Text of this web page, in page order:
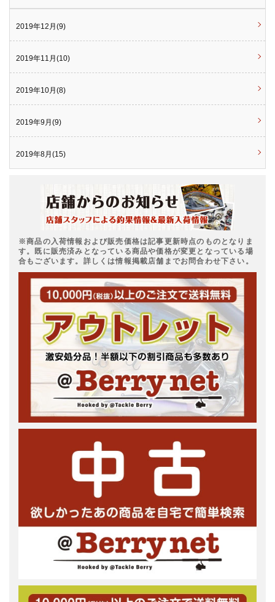
2019年12月(9)
2019年11月(10)
2019年10月(8)
2019年9月(9)
2019年8月(15)
※商品の入荷情報および販売価格は記事更新時点のものとなりま
す。既に販売済みとなっている商品や価格が変更となっている場
合もございます。詳しくは情報掲載店舗までお問合わせ下さい。